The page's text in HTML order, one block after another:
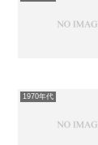
1970年代